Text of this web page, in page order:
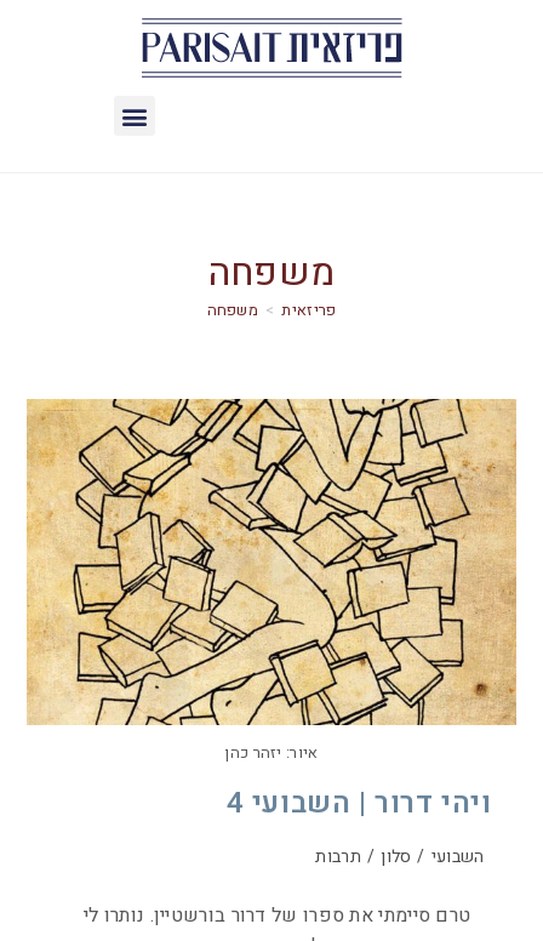
משפחה
> משפחה
איור: יזהר כהן
ויהי דרור | השבועי 4
השבועי / סלון / תרבות
טרם סיימתי את ספרו של דרור בורשטיין. נותרו לי